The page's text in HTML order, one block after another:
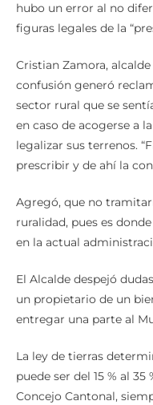
hubo un error al no
figuras legales de la
Cristian Zamora,
confusión generó
sector rural que se
en caso de acogerse a
legalizar sus terrenos.
prescribir y de ahí la
Agregó, que no
ruralidad, pues es
en la actual
El Alcalde despejó
un propietario de un
entregar una parte al
La ley de tierras
puede ser del 15 % al
Concejo Cantonal,